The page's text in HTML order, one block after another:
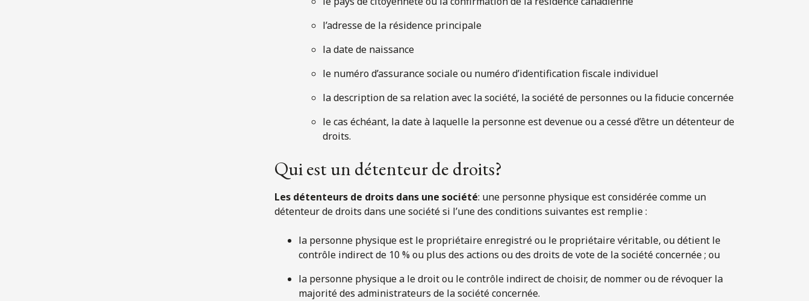
l’adresse de la résidence principale
la date de naissance
le numéro d’assurance sociale ou numéro d’identification fiscale individuel
la description de sa relation avec la société, la société de personnes ou la fiducie concernée
le cas échéant, la date à laquelle la personne est devenue ou a cessé d’être un détenteur de
droits.
Qui est un détenteur de droits?
Les détenteurs de droits dans une société: une personne physique est considérée comme un
détenteur de droits dans une société si l’une des conditions suivantes est remplie :
la personne physique est le propriétaire enregistré ou le propriétaire véritable, ou détient le
contrôle indirect de 10 % ou plus des actions ou des droits de vote de la société concernée ; ou
la personne physique a le droit ou le contrôle indirect de choisir, de nommer ou de révoquer la
majorité des administrateurs de la société concernée.